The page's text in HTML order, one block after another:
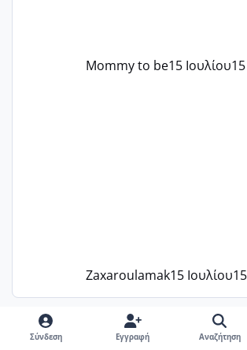
Mommy to be15 Ιουλίου
Zaxaroulamak15 Ιουλίου
Ακολουθήστε μας στο
Σύνδεση Εγγραφή Αναζήτηση